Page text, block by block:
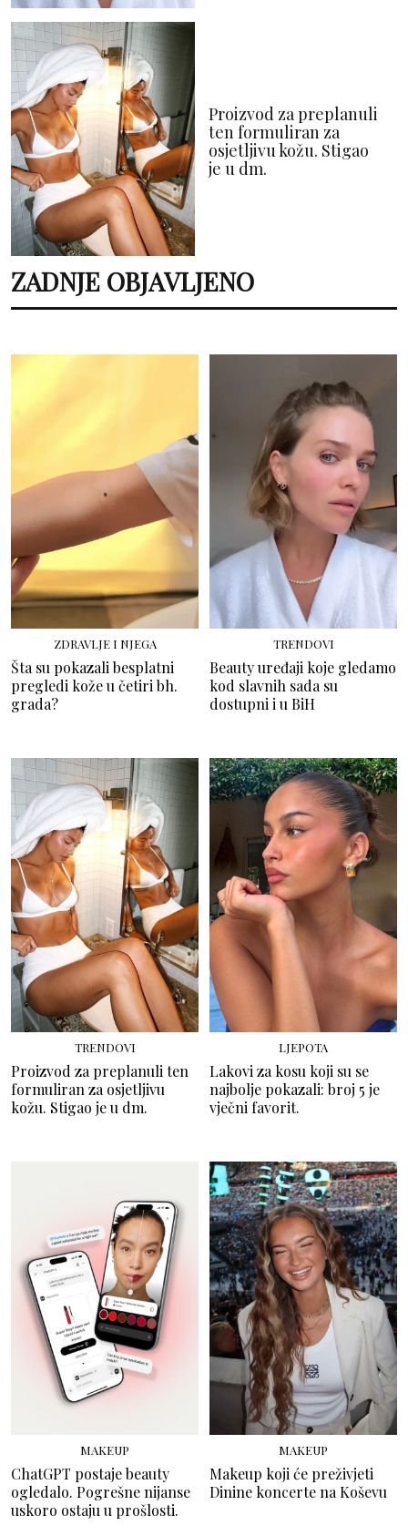
Proizvod za preplanuli
ten formuliran za
osjetljivu kožu. Stigao
je u dm.
ZADNJE OBJAVLJENO
ZDRAVLJE I NJEGA
Šta su pokazali besplatni
pregledi kože u četiri bh.
grada?
TRENDOVI
Beauty uređaji koje gledamo
kod slavnih sada su
dostupni i u BiH
TRENDOVI
Proizvod za preplanuli ten
formuliran za osjetljivu
kožu. Stigao je u dm.
LJEPOTA
Lakovi za kosu koji su se
najbolje pokazali: broj 5 je
vječni favorit.
MAKEUP
ChatGPT postaje beauty
ogledalo. Pogrešne nijanse
uskoro ostaju u prošlosti.
MAKEUP
Makeup koji će preživjeti
Dinine koncerte na Koševu